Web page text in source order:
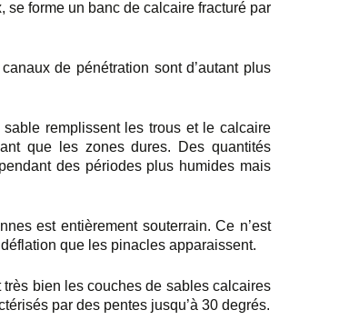
se forme un banc de calcaire fracturé par
de pénétration sont d’autant plus
remplissent les trous et le calcaire
que les zones dures. Des quantités
des périodes plus humides mais
est entièrement souterrain. Ce n’est
que les pinacles apparaissent.
bien les couches de sables calcaires
par des pentes jusqu’à 30 degrés.